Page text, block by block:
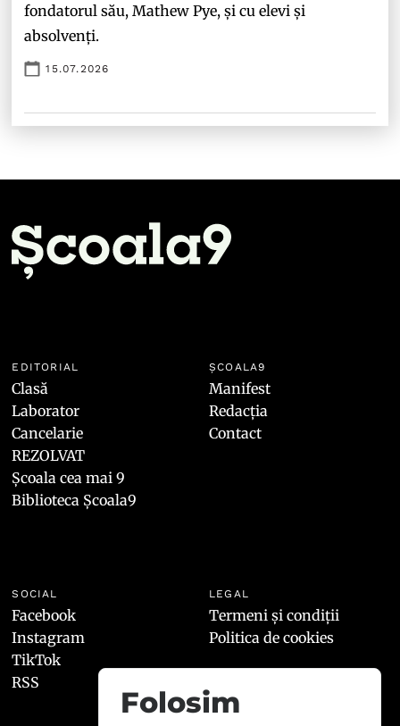
fondatorul său, Mathew Pye, și cu elevi și
absolvenți.
15.07.2026
EDITORIAL
Clasă
Laborator
Cancelarie
REZOLVAT
Școala cea mai 9
Biblioteca Școala9
ȘCOALA9
Manifest
Redacția
Contact
SOCIAL
Facebook
Instagram
TikTok
RSS
LEGAL
Termeni și condiții
Politica de cookies
Folosim